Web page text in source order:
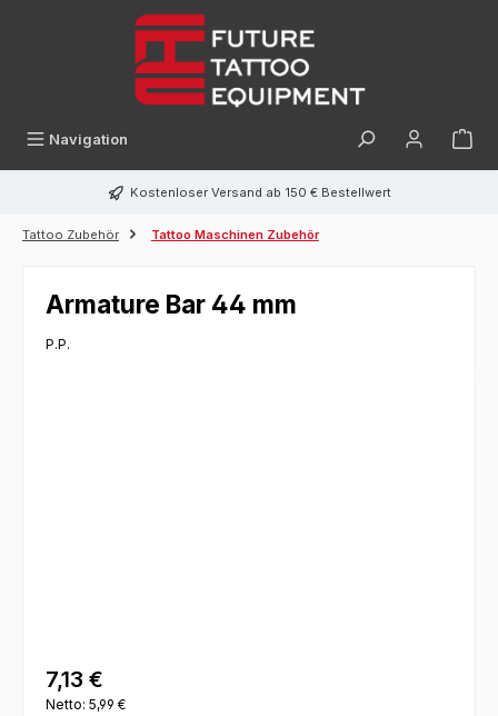
Navigation
Kostenloser Versand ab 150 € Bestellwert
Tattoo Zubehör Tattoo Maschinen Zubehör
Armature Bar 44 mm
P.P.
7,13 €
Netto: 5,99 €